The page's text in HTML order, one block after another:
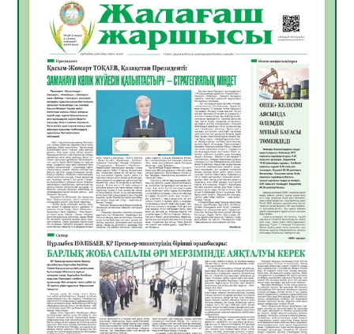
06.08.2026
Инфекциялық ауруларға қарсы иммундау
жұмыстарының тиімділігі
06.08.2026
39
Көкжөтел ауруы туралы
06.08.2026
35
АПВ вакцинасы туралы мәлімет
06.08.2026
35
Open Air: Қызылорда облысы полиция
департаменті 20 мыңнан астам
көрерменнің қауіпсіздігін қамтамасыз етті
06.08.2026
47
ҚЫЗЫЛОРДАДА «САНАЛЫ ҰРПАҚ –
ЖАРҚЫН БОЛАШАҚ» АТТЫ КЕҢЕЙТІЛГЕН
МӘЖІЛІС ӨТТІ